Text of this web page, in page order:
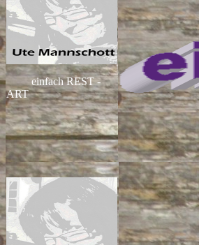
einfach REST -
ART